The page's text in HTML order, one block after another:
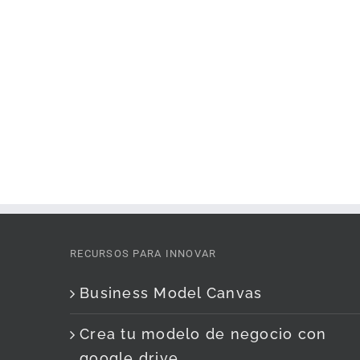
RECURSOS PARA INNOVAR
Business Model Canvas
Crea tu modelo de negocio con